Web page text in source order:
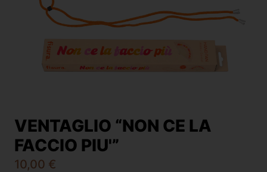
VENTAGLIO “NON CE LA
FACCIO PIU'”
10,00 €